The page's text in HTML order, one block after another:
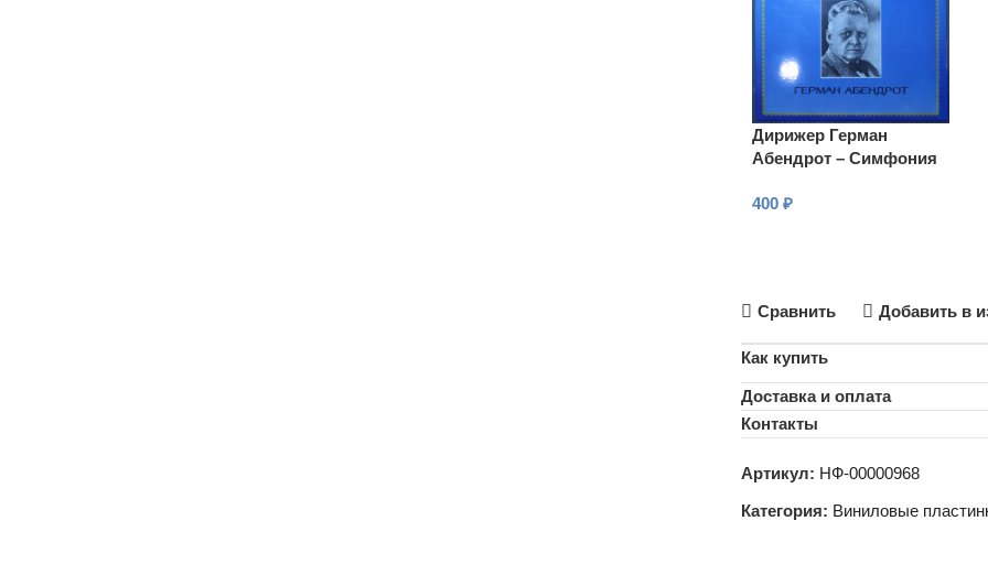
Дирижер Герман
Абендрот – Симфония
Гете «Эгмонт»
400 ₽
Сравнить Добавить в
Как купить
Доставка и оплата
Контакты
Артикул: НФ-00000968
Категория: Виниловые